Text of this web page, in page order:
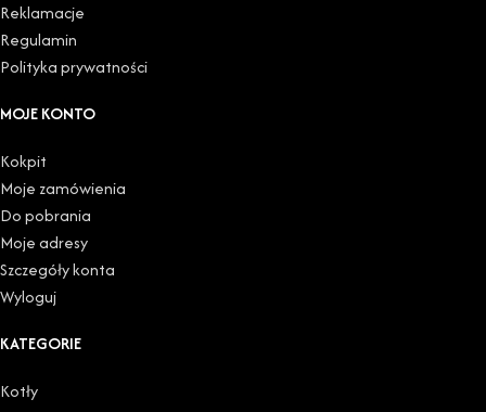
Reklamacje
Regulamin
Polityka prywatności
MOJE KONTO
Kokpit
Moje zamówienia
Do pobrania
Moje adresy
Szczegóły konta
Wyloguj
KATEGORIE
Kotły